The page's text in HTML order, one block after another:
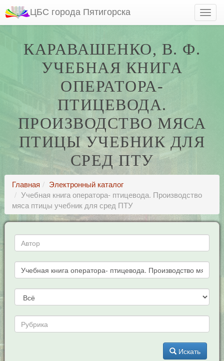
ЦБС города Пятигорска
КАРАВАШЕНКО, В. Ф.
УЧЕБНАЯ КНИГА
ОПЕРАТОРА-
ПТИЦЕВОДА.
ПРОИЗВОДСТВО МЯСА
ПТИЦЫ УЧЕБНИК ДЛЯ
СРЕД ПТУ
Главная
Электронный каталог
Учебная книга оператора- птицевода. Производство
мяса птицы учебник для сред ПТУ
Искать